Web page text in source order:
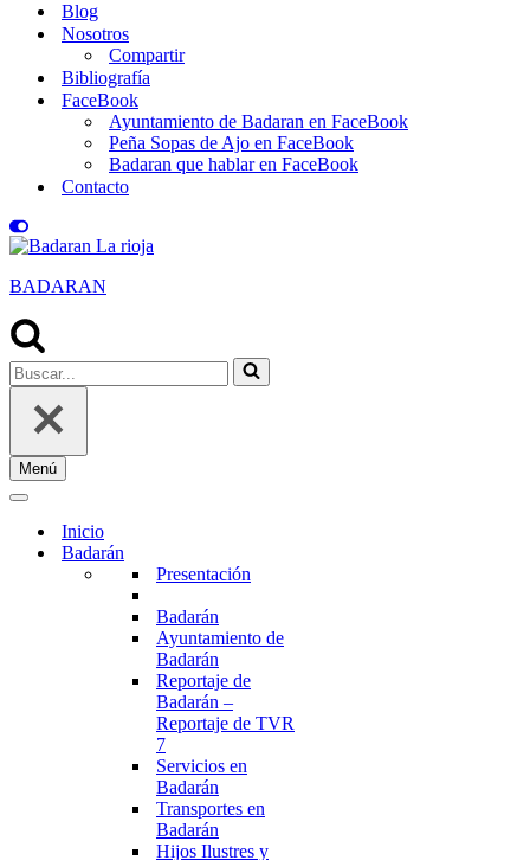
Blog
Nosotros
Compartir
Bibliografía
FaceBook
Ayuntamiento de Badaran en FaceBook
Peña Sopas de Ajo en FaceBook
Badaran que hablar en FaceBook
Contacto
BADARAN
Buscar...
Menú
Menú
navegación
Menú
navegación
Inicio
Badarán
Presentación
Badarán
Ayuntamiento de
Badarán
Reportaje de
Badarán –
Reportaje de TVR
7
Servicios en
Badarán
Transportes en
Badarán
Hijos Ilustres y